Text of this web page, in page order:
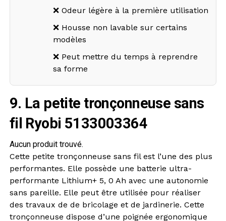
❌ Odeur légère à la première utilisation
❌ Housse non lavable sur certains
modèles
❌ Peut mettre du temps à reprendre
sa forme
9. La petite tronçonneuse sans
fil Ryobi 5133003364
Aucun produit trouvé.
Cette petite tronçonneuse sans fil est l’une des plus
performantes. Elle possède une batterie ultra-
performante Lithium+ 5, 0 Ah avec une autonomie
sans pareille. Elle peut être utilisée pour réaliser
des travaux de de bricolage et de jardinerie. Cette
tronçonneuse dispose d’une poignée ergonomique